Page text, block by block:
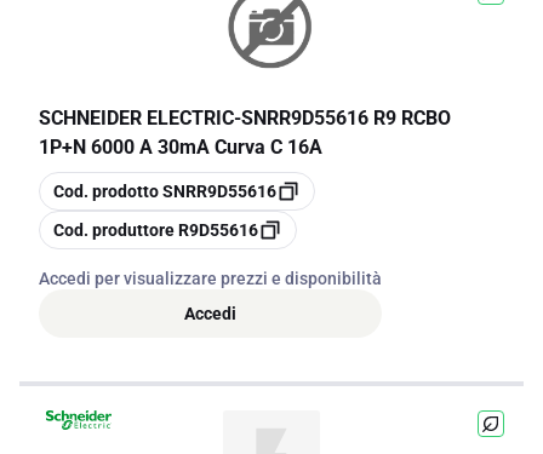
SCHNEIDER ELECTRIC-SNRR9D55616 R9 RCBO
1P+N 6000 A 30mA Curva C 16A
copia
Cod. prodottoSNRR9D55616
copia
Cod. produttoreR9D55616
Accedi per visualizzare prezzi e disponibilità
Accedi